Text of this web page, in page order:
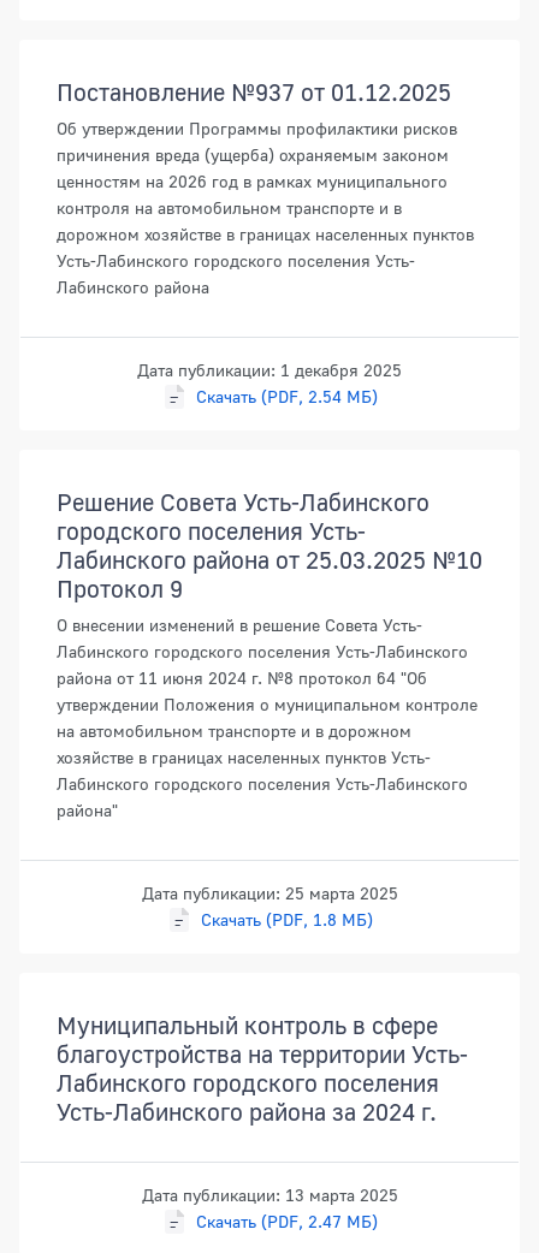
Постановление №937 от 01.12.2025
Об утверждении Программы профилактики рисков
причинения вреда (ущерба) охраняемым законом
ценностям на 2026 год в рамках муниципального
контроля на автомобильном транспорте и в
дорожном хозяйстве в границах населенных пунктов
Усть-Лабинского городского поселения Усть-
Лабинского района
Дата публикации: 1 декабря 2025
Скачать (PDF, 2.54 МБ)
Решение Совета Усть-Лабинского
городского поселения Усть-
Лабинского района от 25.03.2025 №10
Протокол 9
О внесении изменений в решение Совета Усть-
Лабинского городского поселения Усть-Лабинского
района от 11 июня 2024 г. №8 протокол 64 "Об
утверждении Положения о муниципальном контроле
на автомобильном транспорте и в дорожном
хозяйстве в границах населенных пунктов Усть-
Лабинского городского поселения Усть-Лабинского
района"
Дата публикации: 25 марта 2025
Скачать (PDF, 1.8 МБ)
Муниципальный контроль в сфере
благоустройства на территории Усть-
Лабинского городского поселения
Усть-Лабинского района за 2024 г.
Дата публикации: 13 марта 2025
Скачать (PDF, 2.47 МБ)